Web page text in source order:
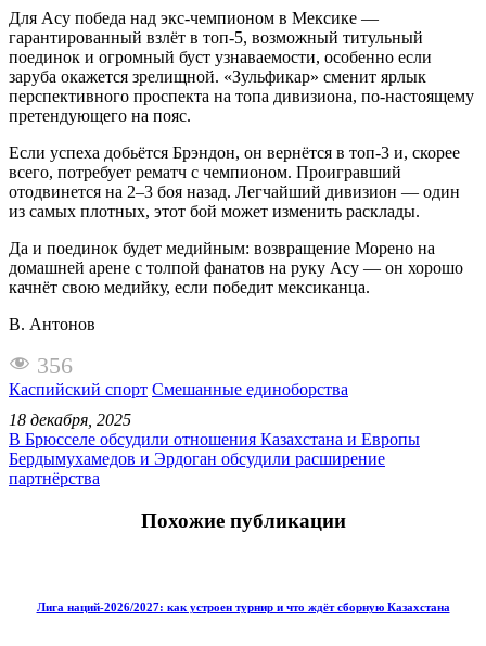
Для Асу победа над экс-чемпионом в Мексике —
гарантированный взлёт в топ-5, возможный титульный
поединок и огромный буст узнаваемости, особенно если
заруба окажется зрелищной. «Зульфикар» сменит ярлык
перспективного проспекта на топа дивизиона, по-настоящему
претендующего на пояс.
Если успеха добьётся Брэндон, он вернётся в топ-3 и, скорее
всего, потребует рематч с чемпионом. Проигравший
отодвинется на 2–3 боя назад. Легчайший дивизион — один
из самых плотных, этот бой может изменить расклады.
Да и поединок будет медийным: возвращение Морено на
домашней арене с толпой фанатов на руку Асу — он хорошо
качнёт свою медийку, если победит мексиканца.
В. Антонов
356
Каспийский спорт Смешанные единоборства
18 декабря, 2025
В Брюсселе обсудили отношения Казахстана и Европы
Бердымухамедов и Эрдоган обсудили расширение
партнёрства
Похожие публикации
Лига наций-2026/2027: как устроен турнир и что ждёт сборную Казахстана